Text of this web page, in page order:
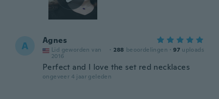
A Agnes
Lid geworden van
2016
· 288 beoordelingen · 97 uploads
Perfect and I love the set red necklaces
ongeveer 4 jaar geleden